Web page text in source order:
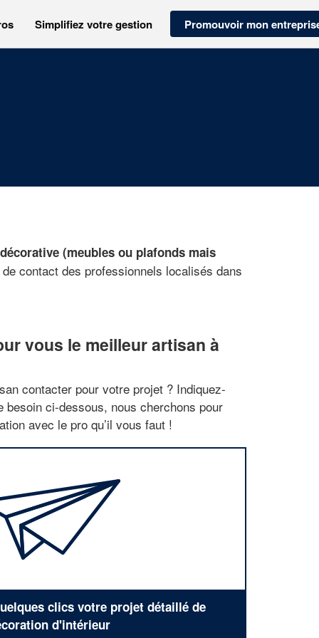
Simplifiez votre gestion Promouvoir mon
(meubles ou plafonds mais
contact des professionnels localisés dans
vous le meilleur artisan à
contacter pour votre projet ? Indiquez-
besoin ci-dessous, nous cherchons pour
avec le pro qu’il vous faut !
clics votre projet détaillé de
d'intérieur